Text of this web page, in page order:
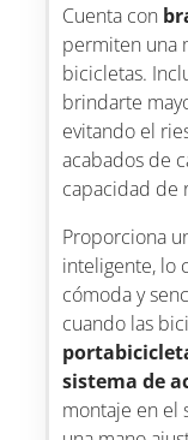
Cuenta con
permiten una
bicicletas.
brindarte
evitando el
acabados de
capacidad de
Proporciona
inteligente, lo
cómoda y
cuando las
sistema de
montaje en el